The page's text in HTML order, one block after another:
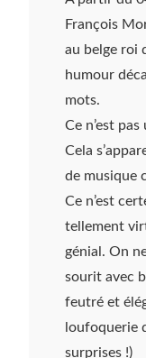
François
au belge roi
humour
mots.
Ce n’est
Cela
de musique
Ce n’est
tellement
génial. On
sourit avec
feutré et
loufoquerie
surprises !)